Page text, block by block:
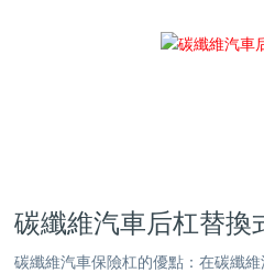
碳纖維汽車后杠替換
碳纖維汽車保險杠的優點：在碳纖